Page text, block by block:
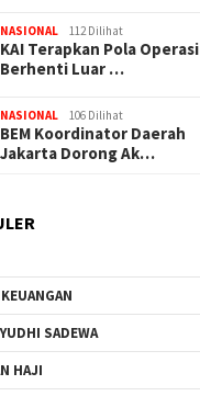
NASIONAL 112 Dilihat
KAI Terapkan Pola Operasi
Berhenti Luar …
NASIONAL 106 Dilihat
BEM Koordinator Daerah
Jakarta Dorong Ak…
SADEWA
HAJI